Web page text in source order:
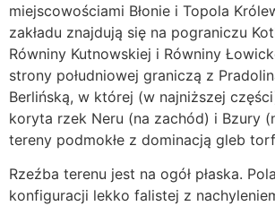
miejscowościami Błonie i Topola
zakładu znajdują się na pograniczu
Równiny Kutnowskiej i Równiny
strony południowej graniczą z
Berlińską, w której (w najniższej
koryta rzek Neru (na zachód) i Bzury
tereny podmokłe z dominacją gleb
Rzeźba terenu jest na ogół płaska.
konfiguracji lekko falistej z